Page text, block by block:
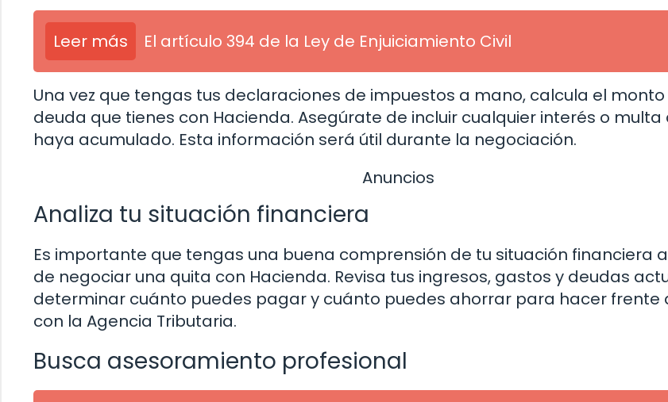
Leer más El artículo 394 de la Ley de Enjuiciamiento Civil
Una vez que tengas tus declaraciones de impuestos a mano, calcula el
deuda que tienes con Hacienda. Asegúrate de incluir cualquier interés o multa
haya acumulado. Esta información será útil durante la negociación.
Anuncios
Analiza tu situación financiera
Es importante que tengas una buena comprensión de tu situación financiera
de negociar una quita con Hacienda. Revisa tus ingresos, gastos y deudas
determinar cuánto puedes pagar y cuánto puedes ahorrar para hacer frente
con la Agencia Tributaria.
Busca asesoramiento profesional